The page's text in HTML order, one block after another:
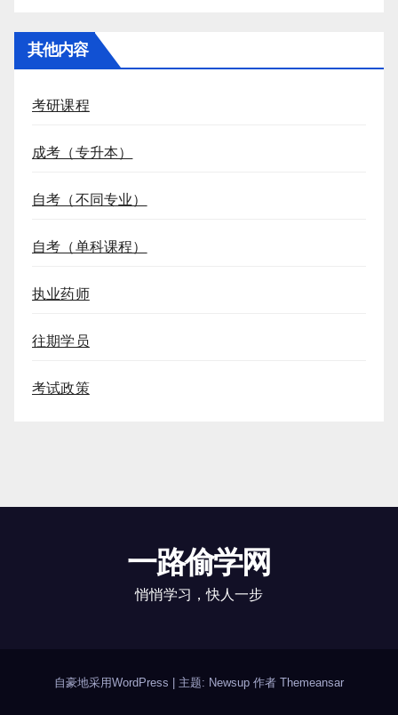
其他内容
考研课程
成考（专升本）
自考（不同专业）
自考（单科课程）
执业药师
往期学员
考试政策
一路偷学网
悄悄学习，快人一步
自豪地采用WordPress 主题: Newsup 作者 Themeansar